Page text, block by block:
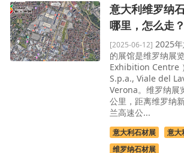
意大利维罗纳
哪里，怎么走
[2025-06-12] 2025
的展馆是维罗纳展
Exhibition Centre
S.p.a., Viale del
Verona。维罗纳展
公里，距离维罗纳
兰高速公...
意大利石材展
意大
维罗纳石材展